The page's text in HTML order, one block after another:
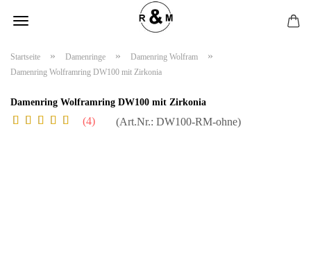
Startseite » Damenringe » Damenring Wolfram »
Damenring Wolframring DW100 mit Zirkonia
Damenring Wolframring DW100 mit Zirkonia
4 (Art.Nr.: DW100-RM-ohne)